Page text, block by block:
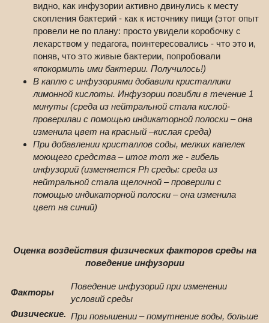
видно, как инфузории активно двинулись к месту
скопления бактерий - как к источнику пищи (этот опыт
провели не по плану: просто увидели коробочку с
лекарством у педагога, поинтересовались - что это и,
поняв, что это живые бактерии, попробовали
«покормить ими бактерии. Получилось!)
В каплю с инфузориями добавили кристаллики
лимонной кислоты. Инфузории погибли в течение 1
минуты (среда из нейтральной стала кислой-
проверилаи с помощью индикаторной полоски – она
изменила цвет на красный –кислая среда)
При добавлении кристаллов соды, мелких капелек
моющего средства – итог тот же - гибель
инфузорий (изменяется Рh среды: среда из
нейтральной стала щелочной – проверили с
помощью индикаторной полоски – она изменила
цвет на синий)
Оценка воздействия физических факторов среды на
поведение инфузории
Факторы
Поведение инфузорий при изменении
условий среды
Физические. При повышении – помутнение воды, больше